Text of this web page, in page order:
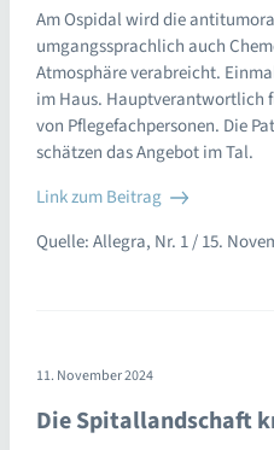
Am Ospidal wird die
umgangssprachlich auch
Atmosphäre verabreicht.
im Haus. Hauptverantwortlich
von Pflegefachpersonen. Die
schätzen das Angebot im Tal.
Link zum Beitrag
Quelle: Allegra, Nr. 1 / 15.
11. November 2024
Die Spitallandschaft